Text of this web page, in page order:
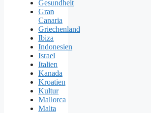
Gesundheit
Gran
Canaria
Griechenland
Ibiza
Indonesien
Israel
Italien
Kanada
Kroatien
Kultur
Mallorca
Malta